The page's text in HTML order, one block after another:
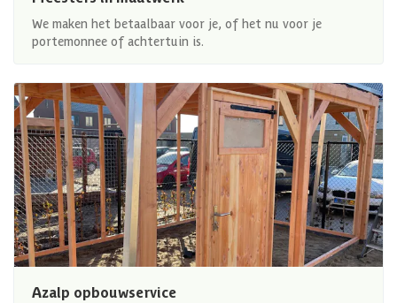
We maken het betaalbaar voor je, of het nu voor je
portemonnee of achtertuin is.
Azalp opbouwservice